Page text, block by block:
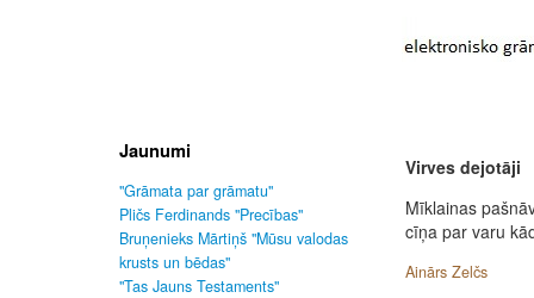
Jaunumi
"Grāmata par grāmatu"
Pličs Ferdinands "Precības"
Bruņenieks Mārtiņš "Mūsu valodas
krusts un bēdas"
"Tas Jauns Testaments"
Virves dejotāji
Mīklainas
cīņa par varu
Ainārs Zelčs